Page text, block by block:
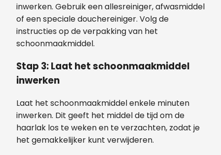
inwerken. Gebruik een allesreiniger, afwasmiddel
of een speciale douchereiniger. Volg de
instructies op de verpakking van het
schoonmaakmiddel.
Stap 3: Laat het schoonmaakmiddel
inwerken
Laat het schoonmaakmiddel enkele minuten
inwerken. Dit geeft het middel de tijd om de
haarlak los te weken en te verzachten, zodat je
het gemakkelijker kunt verwijderen.